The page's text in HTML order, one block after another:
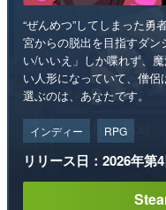
“ぜんめつ”してしまった勇
宮からの脱出を目指すダ
い/いいえ」しか喋れず、
い人形になっていて、僧
選ぶのは、あなたです。
インディー RPG
リリース日：2026年第